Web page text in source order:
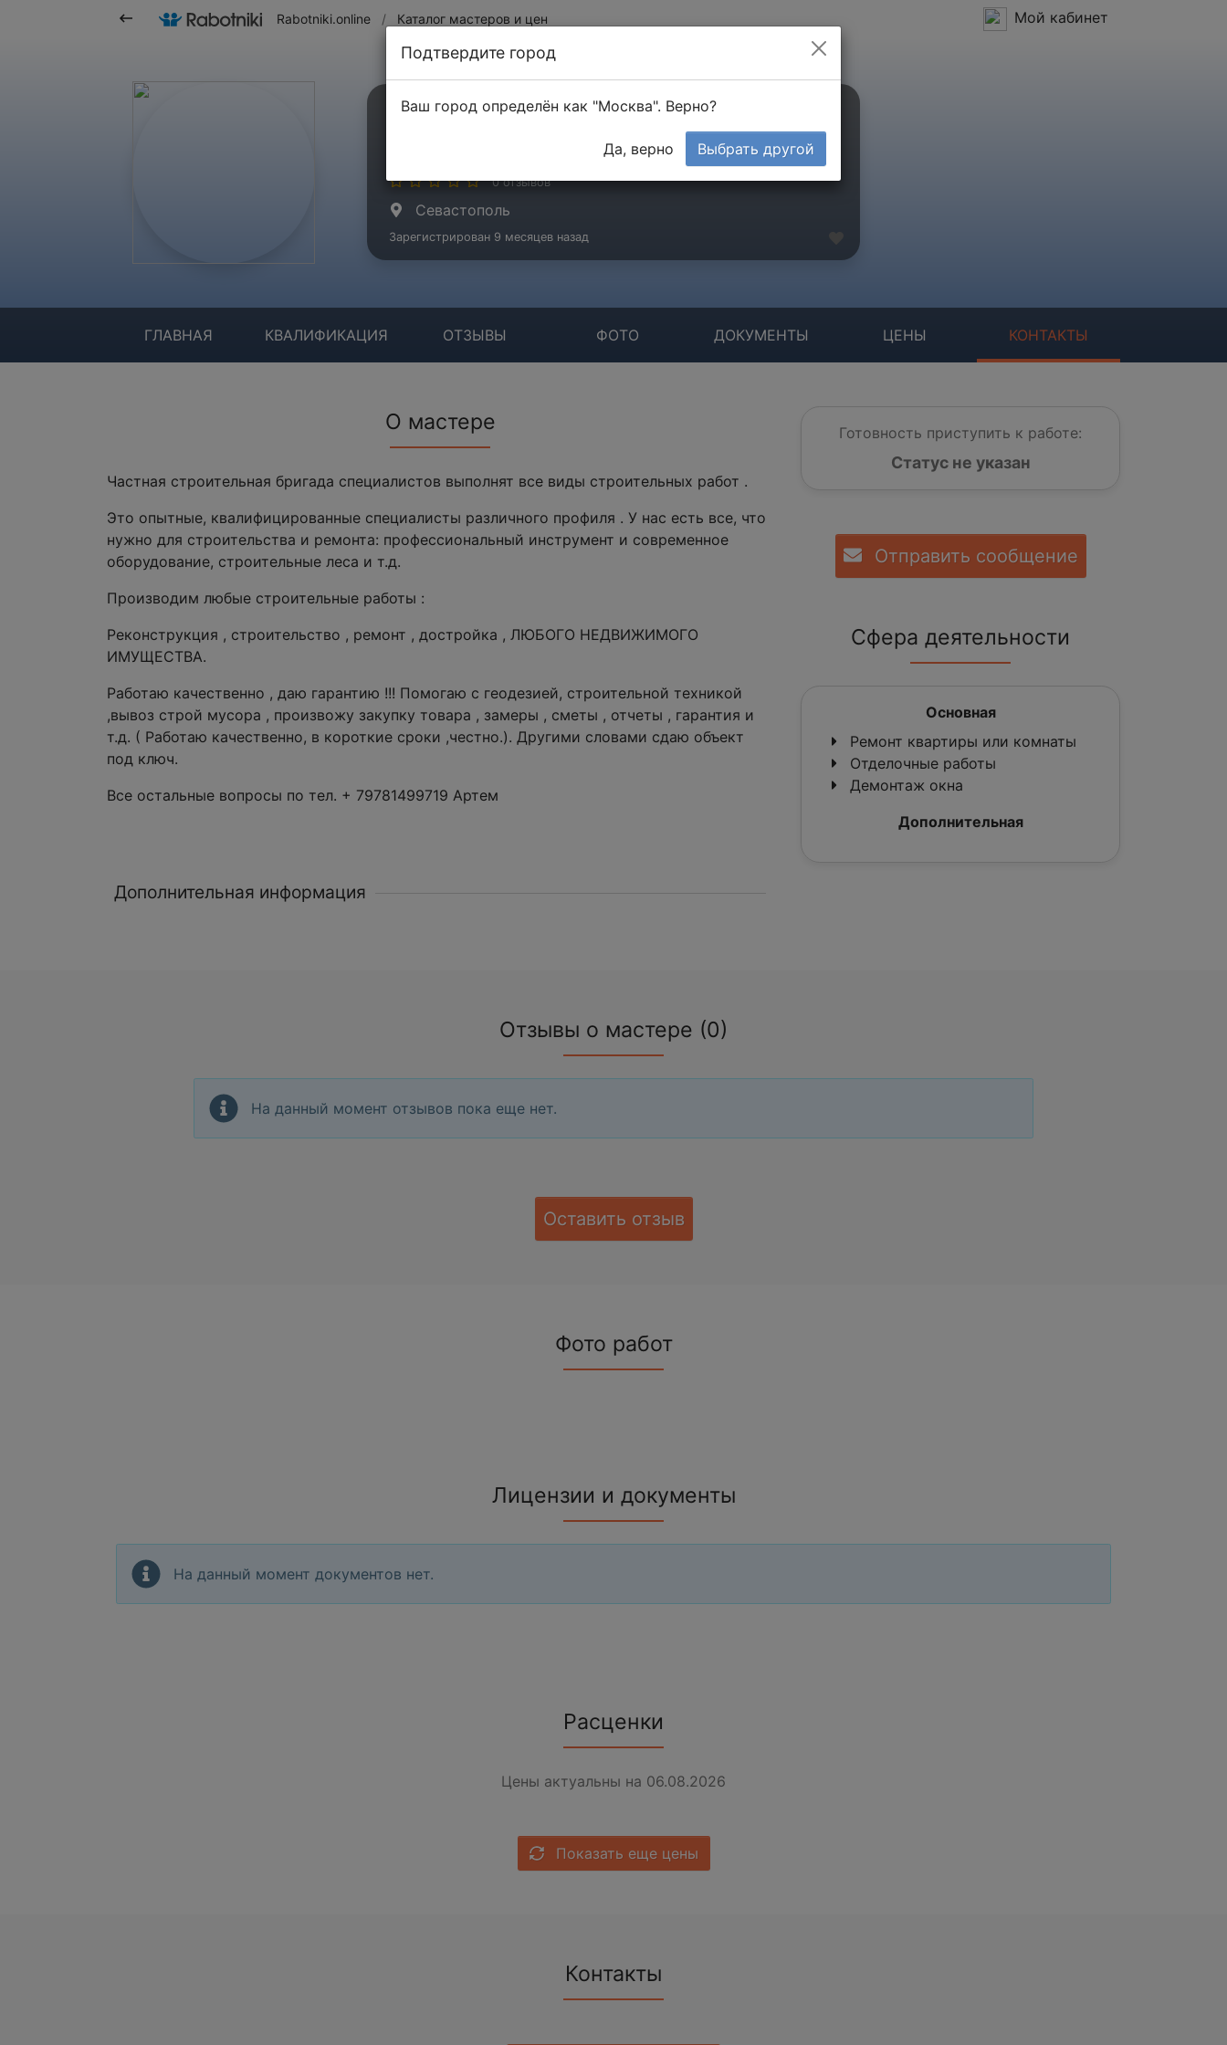
Rabotniki.online / Каталог мастеров и цен Мой кабинет
Темчек Артем
0 отзывов
Севастополь
Зарегистрирован 9 месяцев назад
ГЛАВНАЯ КВАЛИФИКАЦИЯ ОТЗЫВЫ ФОТО ДОКУМЕНТЫ ЦЕНЫ КОНТАКТЫ
О мастере
Частная строительная бригада специалистов выполнят все виды строительных работ .
Это опытные, квалифицированные специалисты различного профиля . У нас есть все, что
нужно для строительства и ремонта: профессиональный инструмент и современное
оборудование, строительные леса и т.д.
Производим любые строительные работы :
Реконструкция , строительство , ремонт , достройка , ЛЮБОГО НЕДВИЖИМОГО
ИМУЩЕСТВА.
Работаю качественно , даю гарантию !!! Помогаю с геодезией, строительной техникой
,вывоз строй мусора , произвожу закупку товара , замеры , сметы , отчеты , гарантия и
т.д. ( Работаю качественно, в короткие сроки ,честно.). Другими словами сдаю объект
под ключ.
Все остальные вопросы по тел. + 79781499719 Артем
Дополнительная информация
Готовность приступить к работе:
Статус не указан
Отправить сообщение
Сфера деятельности
Основная
Ремонт квартиры или комнаты
Отделочные работы
Демонтаж окна
Дополнительная
Отзывы о мастере (0)
На данный момент отзывов пока еще нет.
Оставить отзыв
Фото работ
Лицензии и документы
На данный момент документов нет.
Расценки
Цены актуальны на 06.08.2026
Показать еще цены
Контакты
Подтвердите город
Ваш город определён как "Москва". Верно?
Да, верно Выбрать другой